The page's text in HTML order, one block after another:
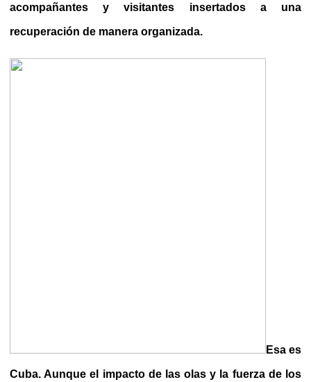
acompañantes y visitantes insertados a una
recuperación de manera organizada.
Esa es
Cuba. Aunque el impacto de las olas y la fuerza de los